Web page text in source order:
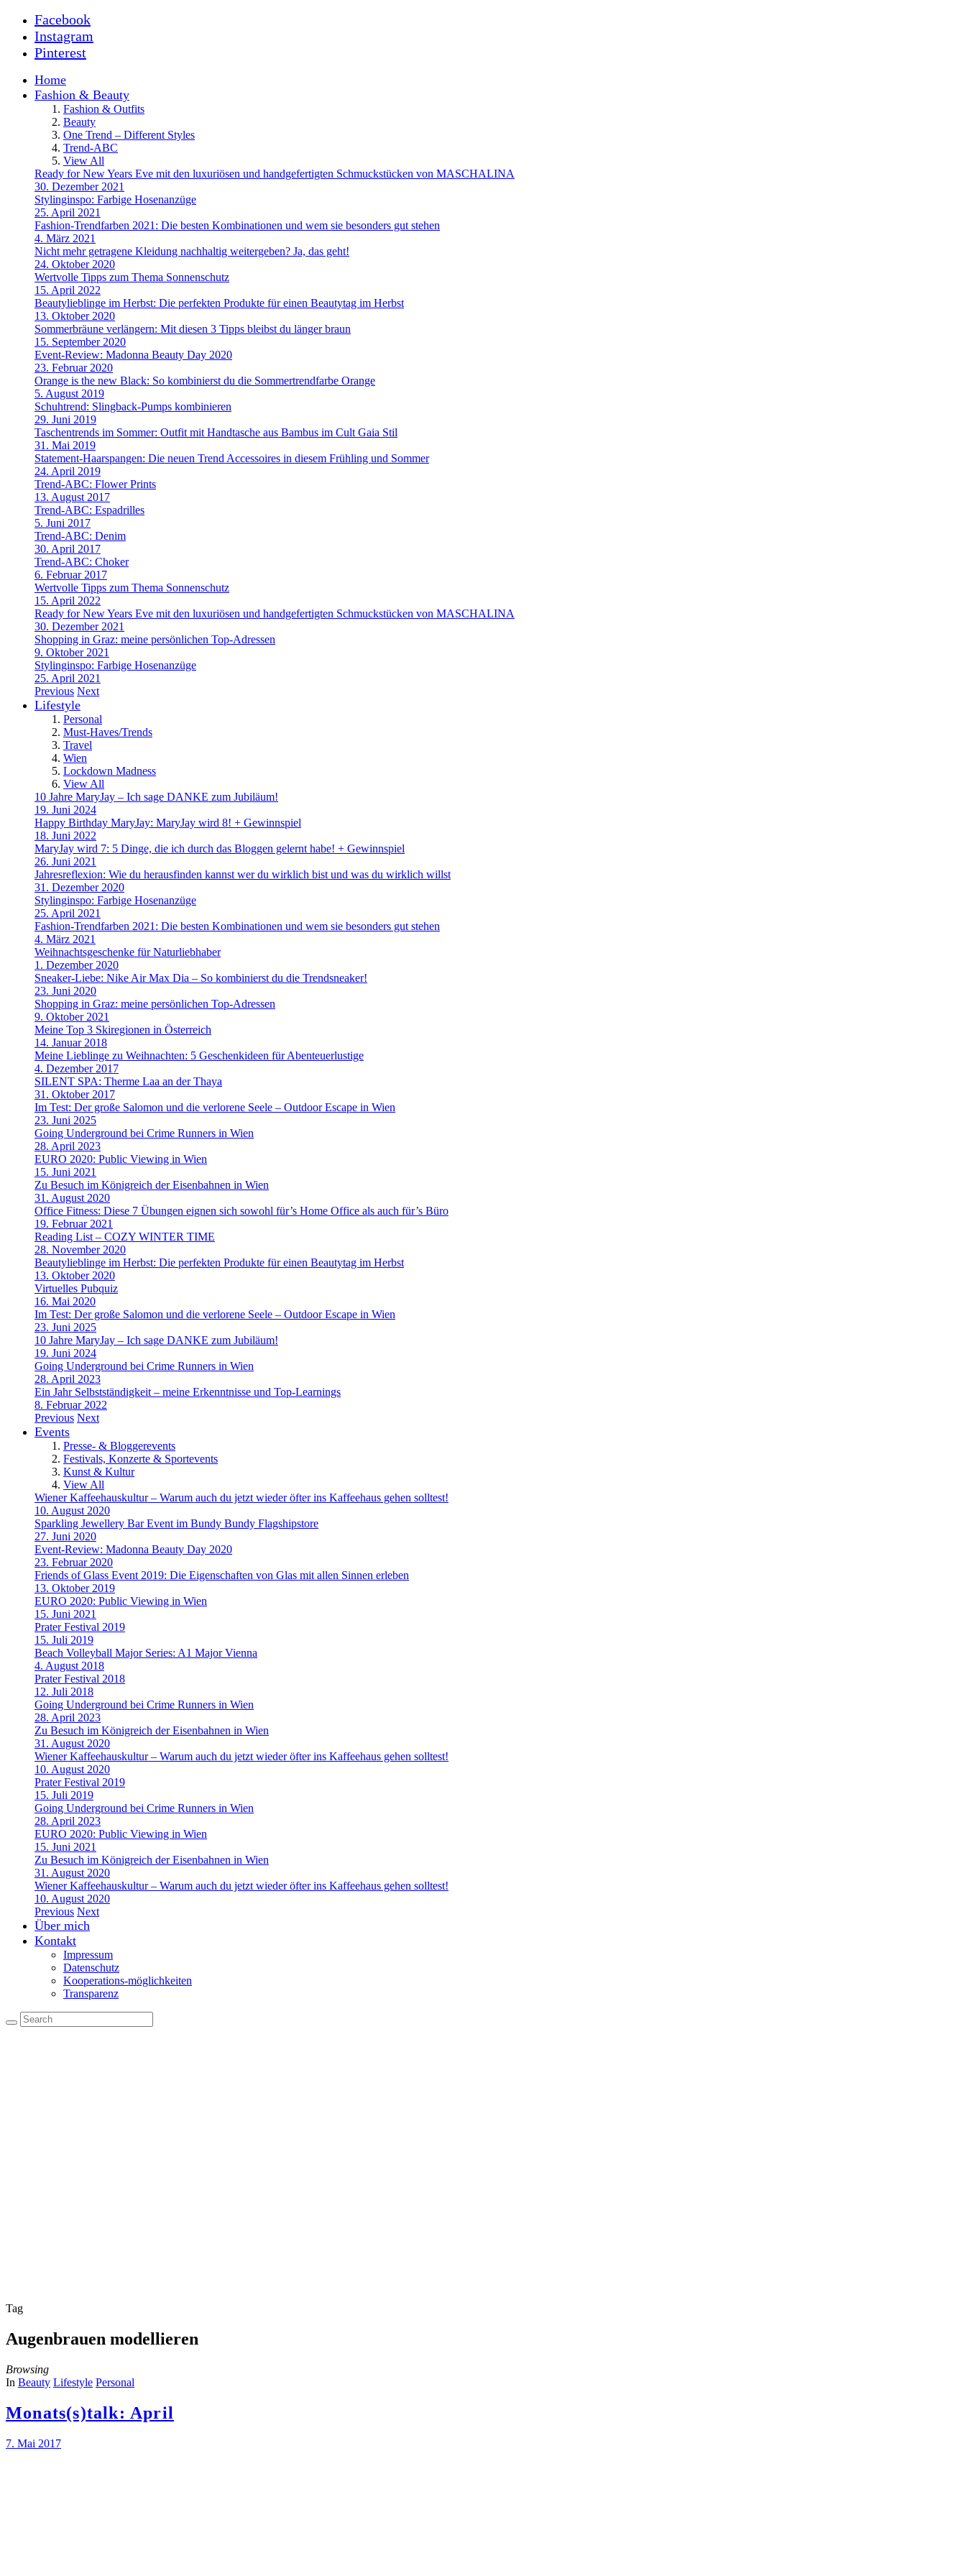
Facebook
Instagram
Pinterest
Home
Fashion & Beauty
Fashion & Outfits
Beauty
One Trend – Different Styles
Trend-ABC
View All
Ready for New Years Eve mit den luxuriösen und handgefertigten Schmuckstücken von MASCHALINA
30. Dezember 2021
Stylinginspo: Farbige Hosenanzüge
25. April 2021
Fashion-Trendfarben 2021: Die besten Kombinationen und wem sie besonders gut stehen
4. März 2021
Nicht mehr getragene Kleidung nachhaltig weitergeben? Ja, das geht!
24. Oktober 2020
Wertvolle Tipps zum Thema Sonnenschutz
15. April 2022
Beautylieblinge im Herbst: Die perfekten Produkte für einen Beautytag im Herbst
13. Oktober 2020
Sommerbräune verlängern: Mit diesen 3 Tipps bleibst du länger braun
15. September 2020
Event-Review: Madonna Beauty Day 2020
23. Februar 2020
Orange is the new Black: So kombinierst du die Sommertrendfarbe Orange
5. August 2019
Schuhtrend: Slingback-Pumps kombinieren
29. Juni 2019
Taschentrends im Sommer: Outfit mit Handtasche aus Bambus im Cult Gaia Stil
31. Mai 2019
Statement-Haarspangen: Die neuen Trend Accessoires in diesem Frühling und Sommer
24. April 2019
Trend-ABC: Flower Prints
13. August 2017
Trend-ABC: Espadrilles
5. Juni 2017
Trend-ABC: Denim
30. April 2017
Trend-ABC: Choker
6. Februar 2017
Wertvolle Tipps zum Thema Sonnenschutz
15. April 2022
Ready for New Years Eve mit den luxuriösen und handgefertigten Schmuckstücken von MASCHALINA
30. Dezember 2021
Shopping in Graz: meine persönlichen Top-Adressen
9. Oktober 2021
Stylinginspo: Farbige Hosenanzüge
25. April 2021
Previous Next
Lifestyle
Personal
Must-Haves/Trends
Travel
Wien
Lockdown Madness
View All
10 Jahre MaryJay – Ich sage DANKE zum Jubiläum!
19. Juni 2024
Happy Birthday MaryJay: MaryJay wird 8! + Gewinnspiel
18. Juni 2022
MaryJay wird 7: 5 Dinge, die ich durch das Bloggen gelernt habe! + Gewinnspiel
26. Juni 2021
Jahresreflexion: Wie du herausfinden kannst wer du wirklich bist und was du wirklich willst
31. Dezember 2020
Stylinginspo: Farbige Hosenanzüge
25. April 2021
Fashion-Trendfarben 2021: Die besten Kombinationen und wem sie besonders gut stehen
4. März 2021
Weihnachtsgeschenke für Naturliebhaber
1. Dezember 2020
Sneaker-Liebe: Nike Air Max Dia – So kombinierst du die Trendsneaker!
23. Juni 2020
Shopping in Graz: meine persönlichen Top-Adressen
9. Oktober 2021
Meine Top 3 Skiregionen in Österreich
14. Januar 2018
Meine Lieblinge zu Weihnachten: 5 Geschenkideen für Abenteuerlustige
4. Dezember 2017
SILENT SPA: Therme Laa an der Thaya
31. Oktober 2017
Im Test: Der große Salomon und die verlorene Seele – Outdoor Escape in Wien
23. Juni 2025
Going Underground bei Crime Runners in Wien
28. April 2023
EURO 2020: Public Viewing in Wien
15. Juni 2021
Zu Besuch im Königreich der Eisenbahnen in Wien
31. August 2020
Office Fitness: Diese 7 Übungen eignen sich sowohl für’s Home Office als auch für’s Büro
19. Februar 2021
Reading List – COZY WINTER TIME
28. November 2020
Beautylieblinge im Herbst: Die perfekten Produkte für einen Beautytag im Herbst
13. Oktober 2020
Virtuelles Pubquiz
16. Mai 2020
Im Test: Der große Salomon und die verlorene Seele – Outdoor Escape in Wien
23. Juni 2025
10 Jahre MaryJay – Ich sage DANKE zum Jubiläum!
19. Juni 2024
Going Underground bei Crime Runners in Wien
28. April 2023
Ein Jahr Selbstständigkeit – meine Erkenntnisse und Top-Learnings
8. Februar 2022
Previous Next
Events
Presse- & Bloggerevents
Festivals, Konzerte & Sportevents
Kunst & Kultur
View All
Wiener Kaffeehauskultur – Warum auch du jetzt wieder öfter ins Kaffeehaus gehen solltest!
10. August 2020
Sparkling Jewellery Bar Event im Bundy Bundy Flagshipstore
27. Juni 2020
Event-Review: Madonna Beauty Day 2020
23. Februar 2020
Friends of Glass Event 2019: Die Eigenschaften von Glas mit allen Sinnen erleben
13. Oktober 2019
EURO 2020: Public Viewing in Wien
15. Juni 2021
Prater Festival 2019
15. Juli 2019
Beach Volleyball Major Series: A1 Major Vienna
4. August 2018
Prater Festival 2018
12. Juli 2018
Going Underground bei Crime Runners in Wien
28. April 2023
Zu Besuch im Königreich der Eisenbahnen in Wien
31. August 2020
Wiener Kaffeehauskultur – Warum auch du jetzt wieder öfter ins Kaffeehaus gehen solltest!
10. August 2020
Prater Festival 2019
15. Juli 2019
Going Underground bei Crime Runners in Wien
28. April 2023
EURO 2020: Public Viewing in Wien
15. Juni 2021
Zu Besuch im Königreich der Eisenbahnen in Wien
31. August 2020
Wiener Kaffeehauskultur – Warum auch du jetzt wieder öfter ins Kaffeehaus gehen solltest!
10. August 2020
Previous Next
Über mich
Kontakt
Impressum
Datenschutz
Kooperations-möglichkeiten
Transparenz
Tag
Augenbrauen modellieren
Browsing
In Beauty Lifestyle Personal
Monats(s)talk: April
7. Mai 2017